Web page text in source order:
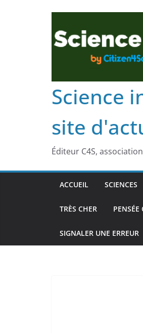
Science
site
Éditeur C4S,
ACCUEIL SCIENCES
TRÈS CHER PENSÉE
SIGNALER UNE ERREUR